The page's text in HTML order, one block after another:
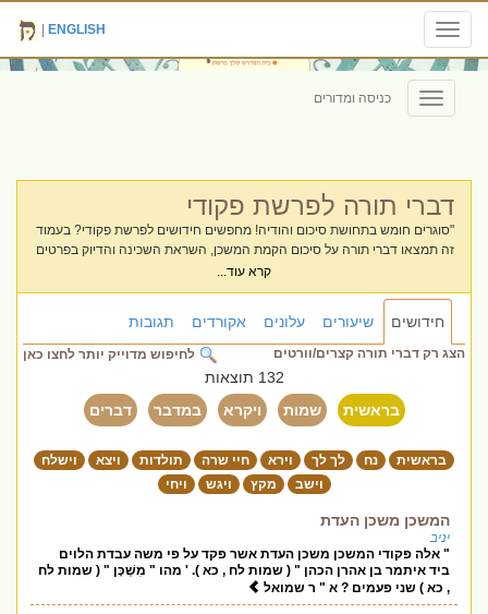
Toggle
navigation
ENGLISH
Toggle
navigation
כניסה ומדורים
דברי תורה לפרשת פקודי
"סוגרים חומש בתחושת סיכום והודיה! מחפשים חידושים לפרשת פקודי? בעמוד
זה תמצאו דברי תורה על סיכום הקמת המשכן, השראת השכינה והדיוק בפרטים
הקטנים. ריכזנו עבורכם את מיטב הוורטים שיסכמו את ספר שמות ויעניקו לכם
רעיונות עמוקים לשולחן השבת."
קרא עוד...
חידושים שיעורים עלונים אקורדים תגובות
לחיפוש מדוייק יותר לחצו כאן הצג רק דברי תורה קצרים/וורטים
132 תוצאות
בראשית
שמות ויקרא במדבר דברים
בראשית נח לך לך וירא חיי שרה תולדות ויצא
וישלח
וישב
מקץ ויגש ויחי
המשכן משכן העדת
יניב
" אלה פקודי המשכן משכן העדת אשר פקד על פי משה עבדת הלוים
ביד איתמר בן אהרן הכהן " ( שמות לח , כא ). ' מהו " מִשְׁכָּן " ( שמות לח
, כא ) שני פעמים ? א " ר שמואל